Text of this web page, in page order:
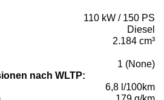
110 kW / 150 PS
Diesel
2.184 cm³
1 (None)
nach WLTP:
6,8 l/100km